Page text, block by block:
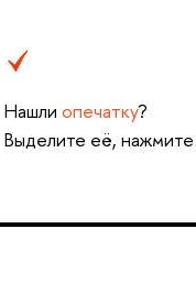
Нашли опечатку?
ыделите её, нажмите